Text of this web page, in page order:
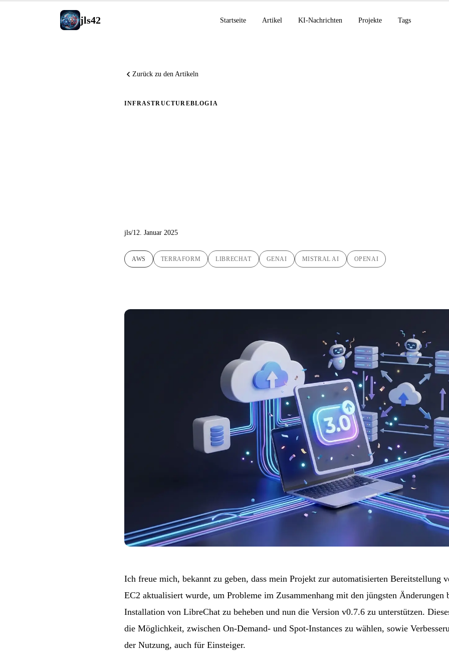
jls42 Startseite Artikel KI-Nachrichten Projekte Tags
Zurück zu den Artikeln
INFRASTRUCTUREBLOGIA
jls/12. Januar 2025
AWS TERRAFORM LIBRECHAT GENAI MISTRAL AI OPENAI
Ich freue mich, bekannt zu geben, dass mein Projekt zur automatisierten Bereitstellung
EC2 aktualisiert wurde, um Probleme im Zusammenhang mit den jüngsten Änderungen
Installation von LibreChat zu beheben und nun die Version v0.7.6 zu unterstützen.
die Möglichkeit, zwischen On-Demand- und Spot-Instances zu wählen, sowie
der Nutzung, auch für Einsteiger.